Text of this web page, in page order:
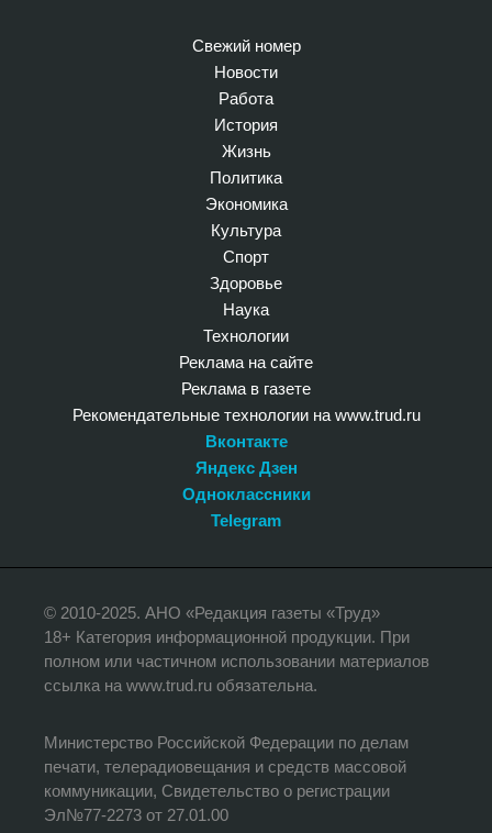
Свежий номер
Новости
Работа
История
Жизнь
Политика
Экономика
Культура
Спорт
Здоровье
Наука
Технологии
Реклама на сайте
Реклама в газете
Рекомендательные технологии на www.trud.ru
Вконтакте
Яндекс Дзен
Одноклассники
Telegram
© 2010-2025. АНО «Редакция газеты «Труд»
18+ Категория информационной продукции. При
полном или частичном использовании материалов
ссылка на www.trud.ru обязательна.
Министерство Российской Федерации по делам
печати, телерадиовещания и средств массовой
коммуникации, Свидетельство о регистрации
Эл№77-2273 от 27.01.00